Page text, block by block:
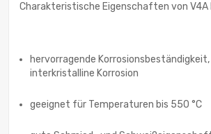
Charakteristische Eigenschaften von V4A
hervorragende
interkristalline Korrosion
geeignet für Temperaturen bis 550 °C